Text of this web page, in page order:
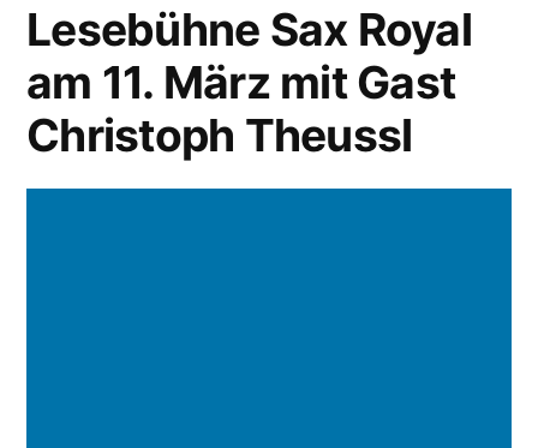
Lesebühne Sax Royal
am 11. März mit Gast
Christoph Theussl